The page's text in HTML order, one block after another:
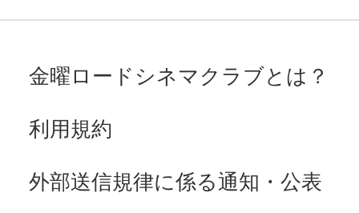
金曜ロードシネマクラブとは？
利用規約
外部送信規律に係る通知・公表